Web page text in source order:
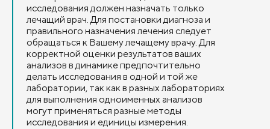
исследования должен назначать только
лечащий врач. Для постановки диагноза и
правильного назначения лечения следует
обращаться к Вашему лечащему врачу. Для
корректной оценки результатов ваших
анализов в динамике предпочтительно
делать исследования в одной и той же
лаборатории, так как в разных лабораториях
для выполнения одноименных анализов
могут применяться разные методы
исследования и единицы измерения.